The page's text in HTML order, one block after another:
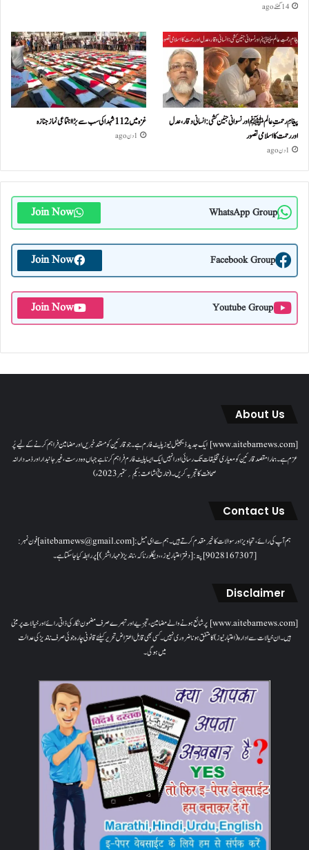
14 گھنٹے ago
پیغامِ رحمتِ عالمﷺ اور نسوانی جنین کشی: انسانی وقار، عدل
اور رحمت کا اسلامی تصور
1 دن ago
غزہ میں 112 شہدا کی سب سے بڑا اجتماعی نماز جنازہ
1 دن ago
WhatsApp Group
Join Now
Facebook Group
Join Now
Youtube Group
Join Now
About Us
[www.aitebarnews.com] ایک جدید ڈیجیٹل نیوز پلیٹ فارم ہے۔ جو قارئین کو مستند خبریں اور مضامین فراہم کرنے کے لیے پُر
عزم ہے۔ ہمارا مقصدقارئین کو معیاری تخلیقات تک رسائی اور انہیں ایک ایسا پلیٹ فارم فراہم کرنا ہے جہاں وہ درست، غیر جانبدار اور ذمہ دارانہ
صحافت کا تجربہ کریں۔( تاریخ اشاعت : یکم؍ ستمبر 2023ء)
Contact Us
ہم آپ کی رائے، تجاویز اور سوالات کا خیرمقدم کرتے ہیں۔ ہم سےای میل: [aitebarnews@gmail.com]فون نمبر:
[9028167307]پتہ: [دفتر اعتبار نیوز، ، دیگلور ناکہ، ناندیڑ(مہاراشٹر) ] پر رابطہ کیا جاسکتا ہے۔
Disclaimer
[www.aitebarnews.com] پر شائع ہونے والے مضامین، تجزیے اور تبصرے صرف مضمون نگار کی ذاتی رائے اور خیالات پر مبنی
ہیں۔ ان خیالات سے ادارہ (اعتبار نیوز) کا متفق ہونا ضروری نہیں۔ کسی بھی قابل اعتراض تحریر کیلئے قانونی چارہ جوئی صرف ناندیڑ کی عدالت
میں ہوگی۔